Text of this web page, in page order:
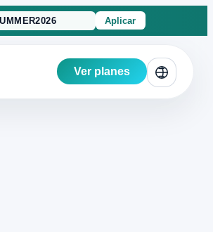
Aplicar
Ver planes